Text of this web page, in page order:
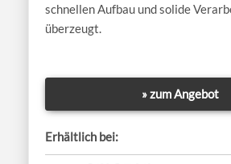
schnellen Aufbau und solide
überzeugt.
» zum Angebot
Erhältlich bei: